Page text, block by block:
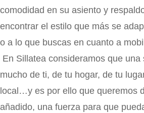
comodidad en su asiento y
encontrar el estilo que más se
o a lo que buscas en cuanto a
En Sillatea consideramos que una
mucho de ti, de tu hogar, de tu
local…y es por ello que queremos
añadido, una fuerza para que